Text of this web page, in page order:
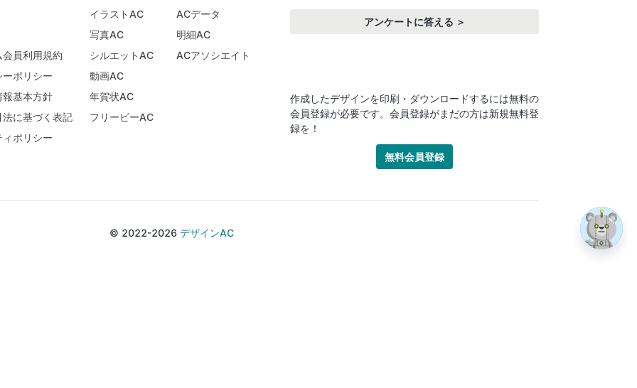
員利用規約
ポリシー
基本方針
に基づく表記
ポリシー
イラストAC
写真AC
シルエットAC
動画AC
年賀状AC
フリービーAC
ACデータ
明細AC
ACアソシエイト
アンケートに答える ＞
作成したデザインを印刷・ダウンロードするには無料の
会員登録が必要です。会員登録がまだの方は新規無料登
録を！
無料会員登録
© 2022-2026 デザインAC